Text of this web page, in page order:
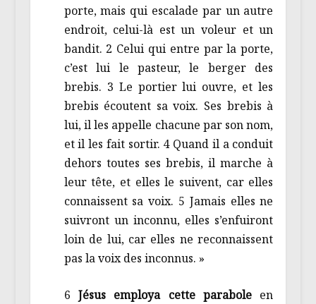
porte, mais qui escalade par un autre
endroit, celui-là est un voleur et un
bandit. 2 Celui qui entre par la porte,
c’est lui le pasteur, le berger des
brebis. 3 Le portier lui ouvre, et les
brebis écoutent sa voix. Ses brebis à
lui, il les appelle chacune par son nom,
et il les fait sortir. 4 Quand il a conduit
dehors toutes ses brebis, il marche à
leur tête, et elles le suivent, car elles
connaissent sa voix. 5 Jamais elles ne
suivront un inconnu, elles s’enfuiront
loin de lui, car elles ne reconnaissent
pas la voix des inconnus. »
6Jésus employa cette paraboleen